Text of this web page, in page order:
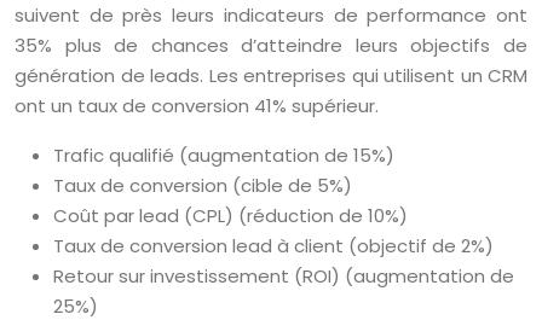
suivent de près leurs indicateurs de performance ont
35% plus de chances d’atteindre leurs objectifs de
génération de leads. Les entreprises qui utilisent un CRM
ont un taux de conversion 41% supérieur.
Trafic qualifié (augmentation de 15%)
Taux de conversion (cible de 5%)
Coût par lead (CPL) (réduction de 10%)
Taux de conversion lead à client (objectif de 2%)
Retour sur investissement (ROI) (augmentation de
25%)